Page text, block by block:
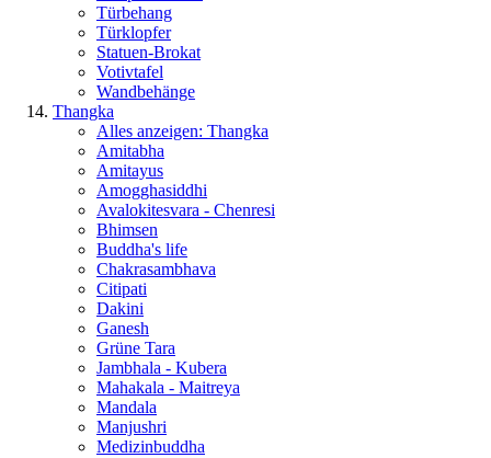
Türbehang
Türklopfer
Statuen-Brokat
Votivtafel
Wandbehänge
Thangka
Alles anzeigen: Thangka
Amitabha
Amitayus
Amogghasiddhi
Avalokitesvara - Chenresi
Bhimsen
Buddha's life
Chakrasambhava
Citipati
Dakini
Ganesh
Grüne Tara
Jambhala - Kubera
Mahakala - Maitreya
Mandala
Manjushri
Medizinbuddha